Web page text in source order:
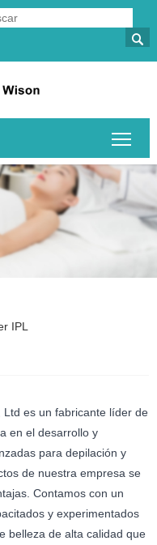

IPL
Ltd es un fabricante líder de
en el desarrollo y
para depilación y
de nuestra empresa se
Contamos con un
y experimentados
belleza de alta calidad que